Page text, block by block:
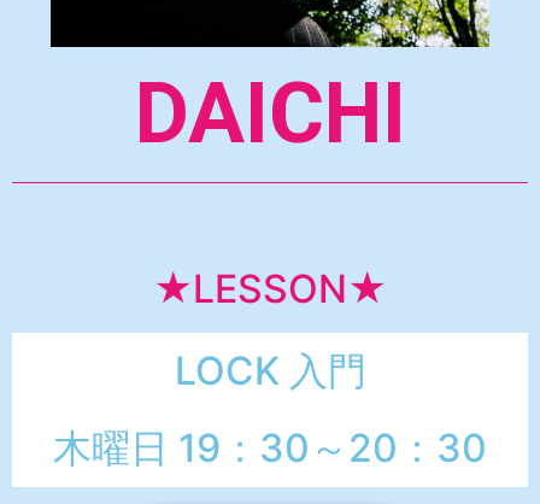
DAICHI
★LESSON★
LOCK 入門
木曜日 19：30～20：30